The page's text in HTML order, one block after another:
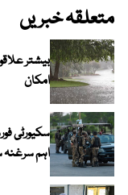
متعلقہ خبریں
بیشتر
امکان
سکیورٹی
اہم سرغنہ سمیت 5